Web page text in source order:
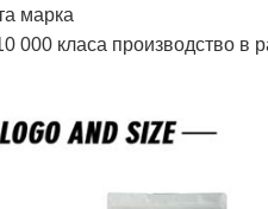
марка
000 класа производство в